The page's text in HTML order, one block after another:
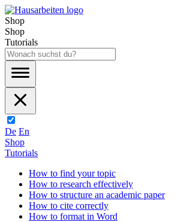
Shop
Shop
Tutorials
De En
Shop
Tutorials
How to find your topic
How to research effectively
How to structure an academic paper
How to cite correctly
How to format in Word